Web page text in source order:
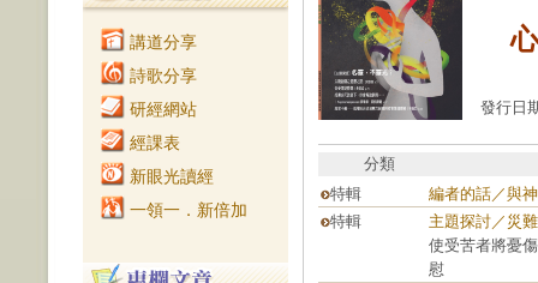
講道分享
詩歌分享
研經網站
經課表
新眼光讀經
一領一．新倍加
發行日
分類
特輯
編者的話／與
特輯
主題探討／災
使受苦者將憂
慰